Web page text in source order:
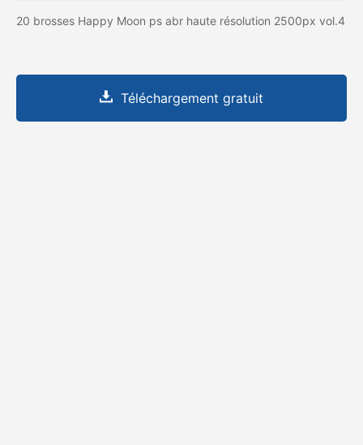
20 brosses Happy Moon ps abr haute résolution 2500px vol.4
Téléchargement gratuit